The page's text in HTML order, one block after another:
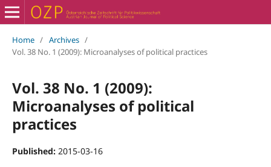
Home / Archives /
Vol. 38 No. 1 (2009): Microanalyses of political practices
Vol. 38 No. 1 (2009):
Microanalyses of political
practices
Published: 2015-03-16